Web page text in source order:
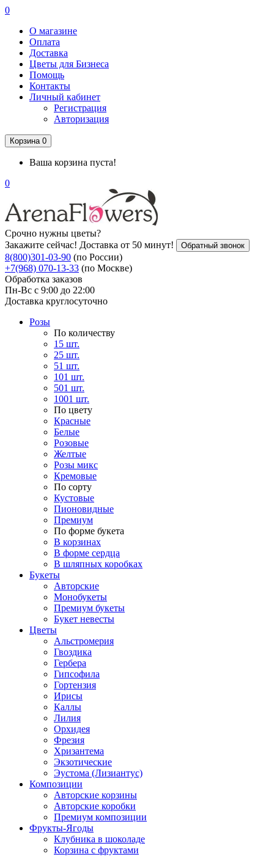
0
О магазине
Оплата
Доставка
Цветы для Бизнеса
Помощь
Контакты
Личный кабинет
Регистрация
Авторизация
Корзина 0
Ваша корзина пуста!
0
Срочно нужны цветы?
Закажите сейчас! Доставка от 50 минут!
Обратный звонок
8(800)301-03-90 (по России)
+7(968) 070-13-33 (по Москве)
Обработка заказов
Пн-Вс с 9:00 до 22:00
Доставка круглосуточно
Розы
По количеству
15 шт.
25 шт.
51 шт.
101 шт.
501 шт.
1001 шт.
По цвету
Красные
Белые
Розовые
Желтые
Розы микс
Кремовые
По сорту
Кустовые
Пионовидные
Премиум
По форме букета
В корзинах
В форме сердца
В шляпных коробках
Букеты
Авторские
Монобукеты
Премиум букеты
Букет невесты
Цветы
Альстромерия
Гвоздика
Гербера
Гипсофила
Гортензия
Ирисы
Каллы
Лилия
Орхидея
Фрезия
Хризантема
Экзотические
Эустома (Лизиантус)
Композиции
Авторские корзины
Авторские коробки
Премиум композиции
Фрукты-Ягоды
Клубника в шоколаде
Корзина с фруктами